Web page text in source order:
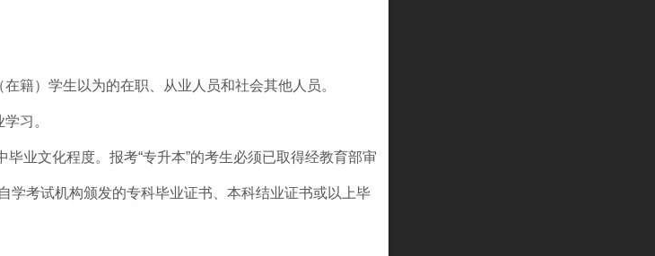
籍）学生以为的在职、从业人员和社会其他人员。
习。
毕业文化程度。报考“专升本”的考生必须已取得经教育部审
学考试机构颁发的专科毕业证书、本科结业证书或以上毕